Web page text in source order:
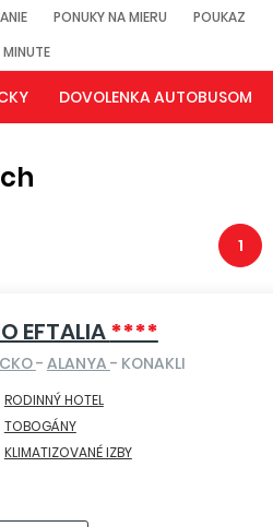
PONUKY NA MIERU
POUKAZ
DOVOLENKA AUTOBUSOM
1
EFTALIA****
- ALANYA - KONAKLI
RODINNÝ HOTEL
TOBOGÁNY
KLIMATIZOVANÉ IZBY